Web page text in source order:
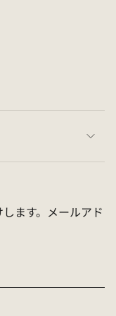
and
to your feet
design lets you
sizing up.
to 27 cm)
Core: Foam
ます。メールアド